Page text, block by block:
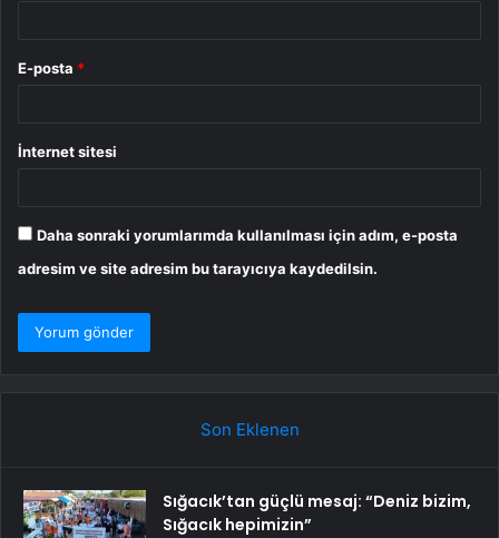
E-posta *
İnternet sitesi
Daha sonraki yorumlarımda kullanılması için adım, e-posta
adresim ve site adresim bu tarayıcıya kaydedilsin.
Son Eklenen
Sığacık’tan güçlü mesaj: “Deniz bizim,
Sığacık hepimizin”